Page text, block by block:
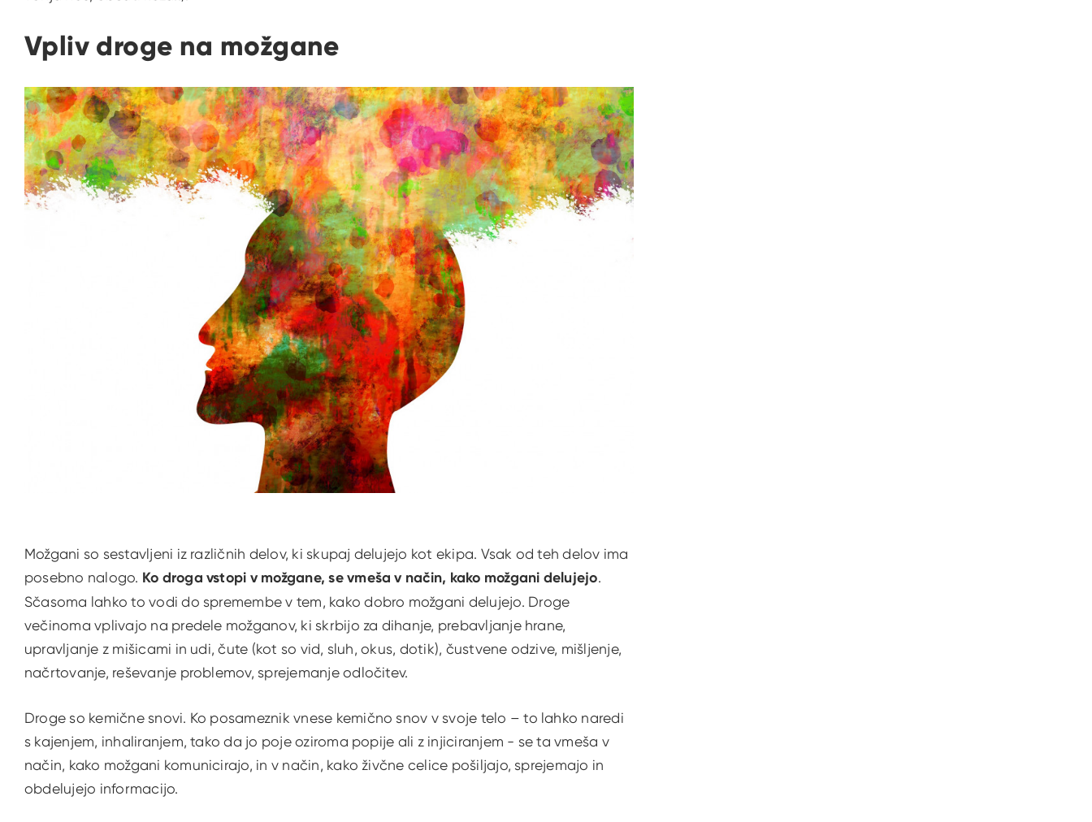
Vpliv droge na možgane
Možgani so sestavljeni iz različnih delov, ki skupaj delujejo kot ekipa. Vsak od teh delov ima
posebno nalogo. Ko droga vstopi v možgane, se vmeša v način, kako možgani delujejo.
Sčasoma lahko to vodi do spremembe v tem, kako dobro možgani delujejo. Droge
večinoma vplivajo na predele možganov, ki skrbijo za dihanje, prebavljanje hrane,
upravljanje z mišicami in udi, čute (kot so vid, sluh, okus, dotik), čustvene odzive, mišljenje,
načrtovanje, reševanje problemov, sprejemanje odločitev.
Droge so kemične snovi. Ko posameznik vnese kemično snov v svoje telo – to lahko naredi
s kajenjem, inhaliranjem, tako da jo poje oziroma popije ali z injiciranjem - se ta vmeša v
način, kako možgani komunicirajo, in v način, kako živčne celice pošiljajo, sprejemajo in
obdelujejo informacijo.